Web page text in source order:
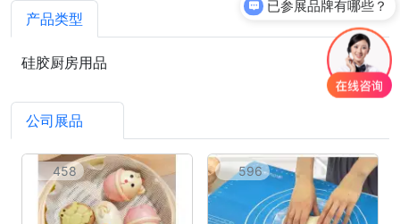
产品类型
硅胶厨房用品
公司展品
458 596
已参展品牌有哪些？